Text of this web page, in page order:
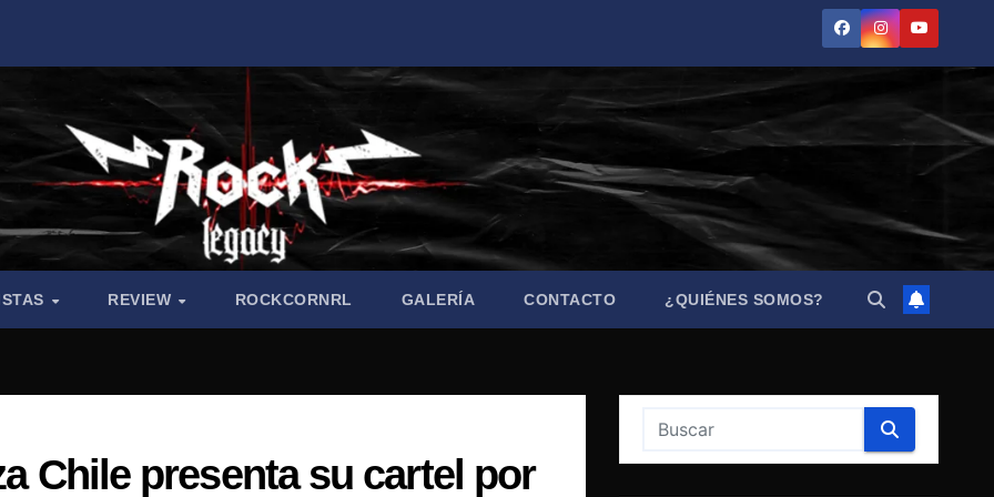
REVIEW ROCKCORNRL GALERÍA CONTACTO ¿QUIÉNES SOMOS?
Chile presenta su cartel por